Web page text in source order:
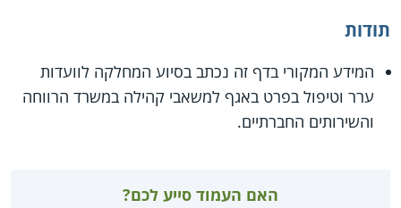
תודות
המידע המקורי בדף זה נכתב בסיוע המחלקה לוועדות
ערר וטיפול בפרט באגף למשאבי קהילה במשרד הרווחה
והשירותים החברתיים.
האם העמוד סייע לכם?